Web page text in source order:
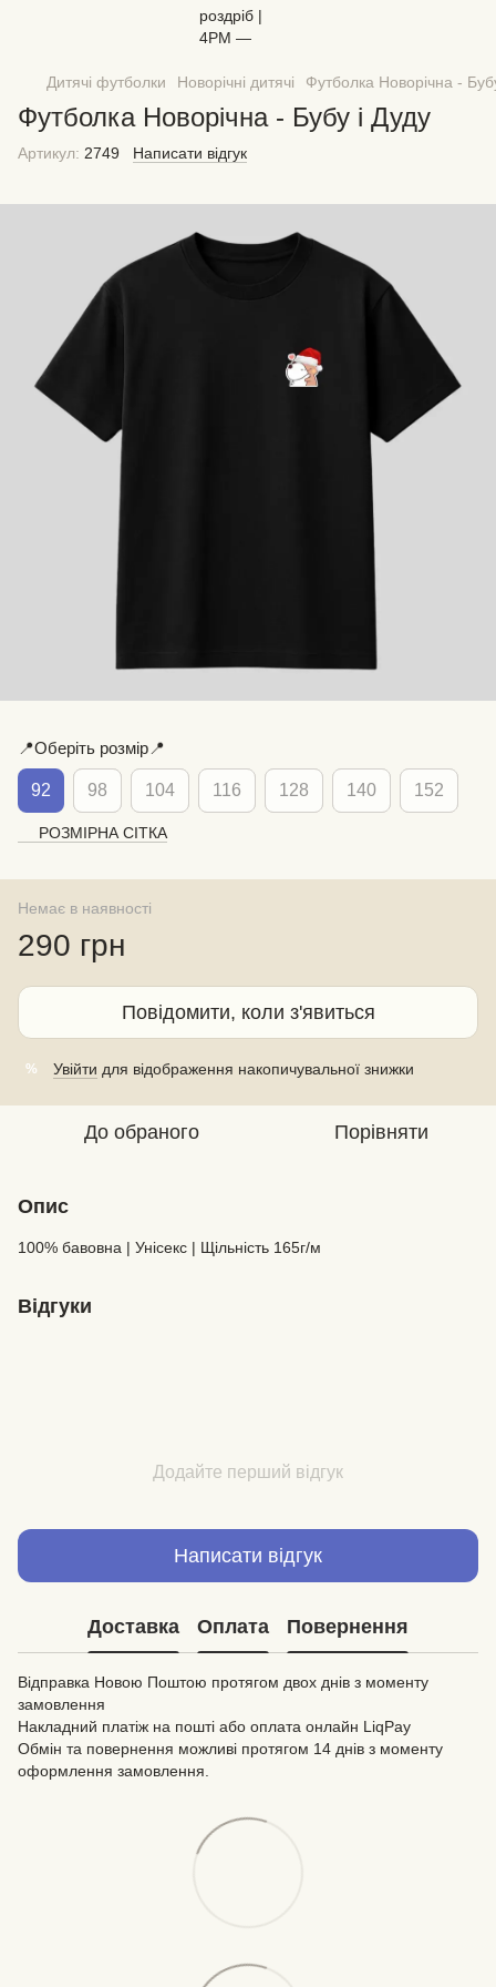
Дитячі футболки Новорічні дитячі Футболка Новорічна -
Футболка Новорічна - Бубу і Дуду
Артикул: 2749 Написати відгук
📍Оберіть розмір📍
92 98 104 116 128 140 152
РОЗМІРНА СІТКА
Немає в наявності
290 грн
Повідомити, коли з'явиться
% Увійти для відображення накопичувальної знижки
До обраного Порівняти
Опис
100% бавовна | Унісекс | Щільність 165г/м
Відгуки
Додайте перший відгук
Написати відгук
Доставка Оплата Повернення
Відправка Новою Поштою протягом двох днів з моменту
замовлення
Накладний платіж на пошті або оплата онлайн LiqPay
Обмін та повернення можливі протягом 14 днів з моменту
оформлення замовлення.